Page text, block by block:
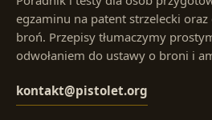
egzaminu na patent strzelecki
broń. Przepisy tłumaczymy
odwołaniem do ustawy o broni i
kontakt@pistolet.org